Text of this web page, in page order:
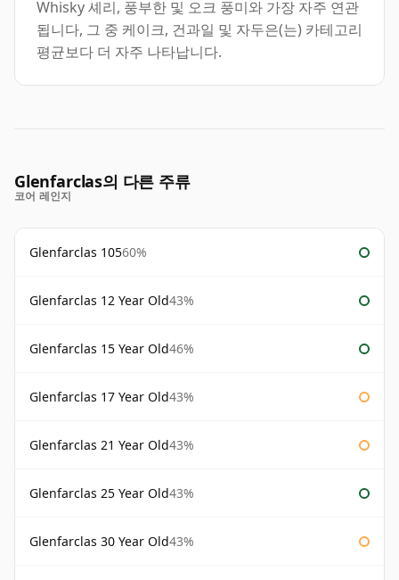
Whisky 셰리, 풍부한 및 오크 풍미와 가장 자주 연관
됩니다, 그 중 케이크, 건과일 및 자두은(는) 카테고리
평균보다 더 자주 나타납니다.
Glenfarclas의 다른 주류
코어 레인지
Glenfarclas 10560%
Glenfarclas 12 Year Old43%
Glenfarclas 15 Year Old46%
Glenfarclas 17 Year Old43%
Glenfarclas 21 Year Old43%
Glenfarclas 25 Year Old43%
Glenfarclas 30 Year Old43%